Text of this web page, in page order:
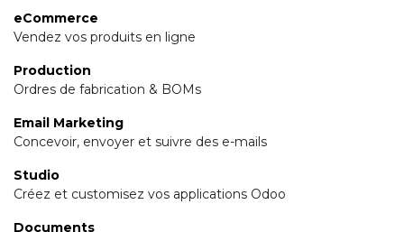
eCommerce
Vendez vos produits en ligne
Production
Ordres de fabrication & BOMs
Email Marketing
Concevoir, envoyer et suivre des e-mails
Studio
Créez et customisez vos applications Odoo
Documents